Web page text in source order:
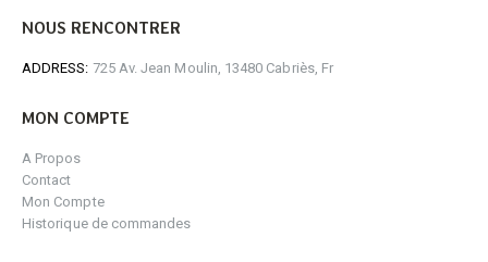
NOUS RENCONTRER
ADDRESS: 725 Av. Jean Moulin, 13480 Cabriès, Fr
MON COMPTE
A Propos
Contact
Mon Compte
Historique de commandes